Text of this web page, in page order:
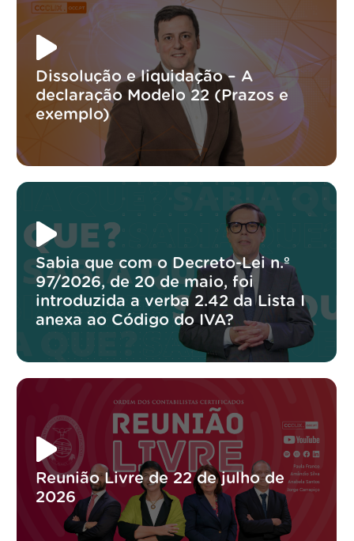
Dissolução e liquidação – A
declaração Modelo 22 (Prazos e
exemplo)
Sabia que com o Decreto-Lei n.º
97/2026, de 20 de maio, foi
introduzida a verba 2.42 da Lista I
anexa ao Código do IVA?
Reunião Livre de 22 de julho de
2026